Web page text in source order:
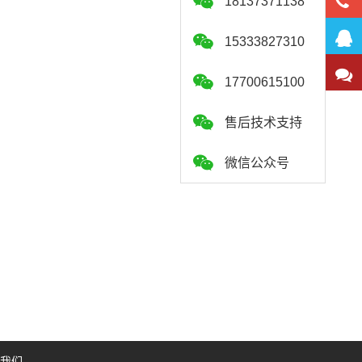
15333827310
17700615100
售后技术支持
微信公众号